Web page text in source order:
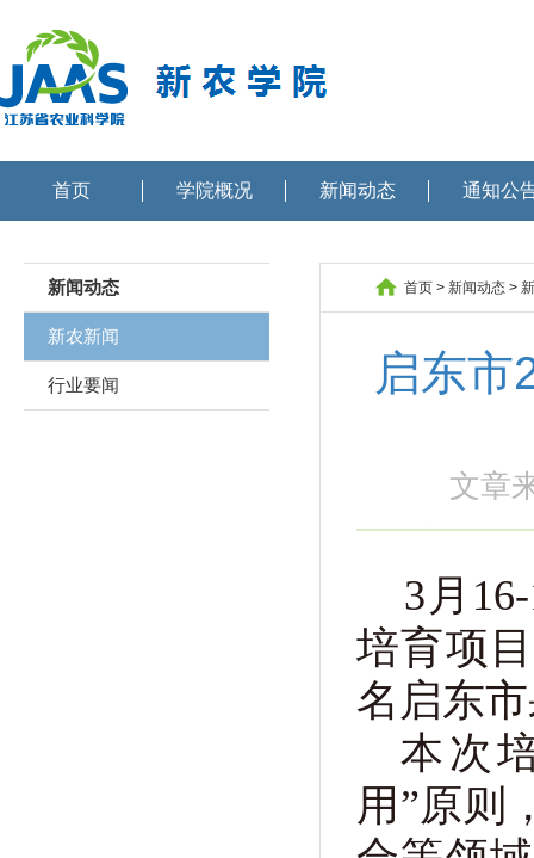
首页 学院概况 新闻动态 通知公
新闻动态
新农新闻
行业要闻
首页 > 新闻动态 >
启东市
文章
3月
培育项
名 启东
本次
用”原则